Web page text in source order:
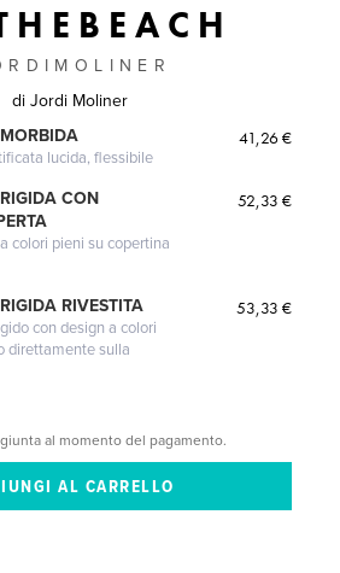
H E B E A C H
R D I M O L I N E R
di Jordi Moliner
lucida, flessibile
41,26 €
CON
colori pieni su copertina
52,33 €
RIVESTITA
con design a colori
direttamente sulla
53,33 €
al momento del pagamento.